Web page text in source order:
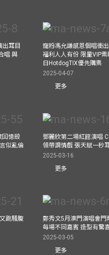
耳目
唱 與
寵粉馮允謙感恩個唱衝
福利人人有份 限量VIP
日HotdogTIX優先購票
2025-04-07
更多
回憶殺
似亂倫
鄧麗欣第二場紅館演唱
領帶調情戲 張天賦一秒
2025-03-16
更多
跳騷腹
鄭秀文5月澳門演唱會
每場不同嘉賓 造型有驚
2025-03-05
更多